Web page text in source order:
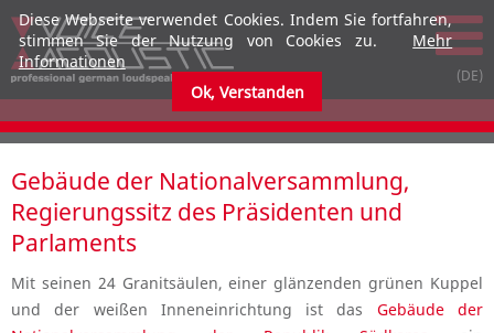
Gebäude der Nationalversammlung,
Regierungssitz des Präsidenten und
Parlaments
Mit seinen 24 Granitsäulen, einer glänzenden grünen Kuppel
und der weißen Inneneinrichtung ist das Gebäude der
Diese Webseite verwendet Cookies. Indem Sie fortfahren,
stimmen Sie der Nutzung von Cookies zu.
Mehr
Informationen
Ok, Verstanden